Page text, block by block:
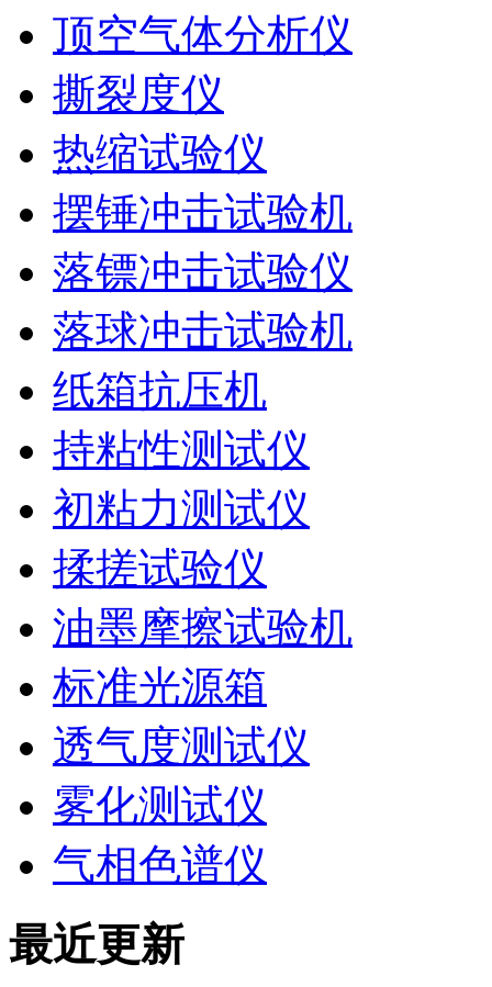
顶空气体分析仪
撕裂度仪
热缩试验仪
摆锤冲击试验机
落镖冲击试验仪
落球冲击试验机
纸箱抗压机
持粘性测试仪
初粘力测试仪
揉搓试验仪
油墨摩擦试验机
标准光源箱
透气度测试仪
雾化测试仪
气相色谱仪
最近更新